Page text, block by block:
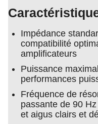
Impédance
compatibilité
amplificateurs
Puissance
performances
Fréquence de
passante de 90
et aigus clairs et